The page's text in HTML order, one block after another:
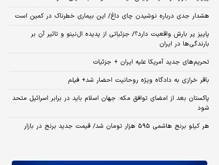
هشدار جدی درباره نوشیدن چای داغ/ این بیماری خطرناک در کمین است
پاییز پر بارش واقعیت دارد؟/ جزئیاتی از پدیده ال‌نینو و تاثیر آن بر
بارندگی‌ها در ایران
تحریم‌های جدید آمریکا علیه ایران + جزئیات
باقر خرازی به دادگاه ویژه روحانیت احضار شد+ فیلم
پاکستان بعد از امضای توافق مکه: جهان اسلام باید در برابر اسرائیل متحد
شود
هر کیلو برنج هاشمی ۵۹۵ هزار تومان شد/ قیمت جدید برنج در بازار